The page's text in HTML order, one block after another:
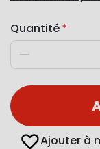
Quantité
Diminuer
Ajouter à